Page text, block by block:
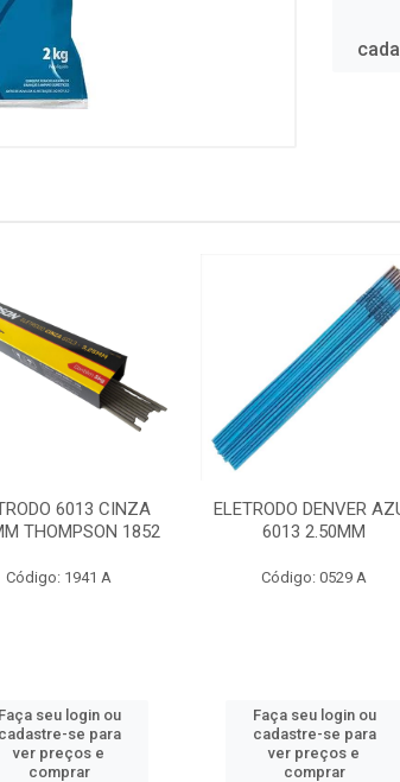
6013 CINZA
THOMPSON 1852
Código: 1941 A
Faça seu login ou
cadastre-se para
ver preços e
comprar
ELETRODO DENVER
6013 2.50MM
Código: 0529 A
Faça seu login ou
cadastre-se para
ver preços e
comprar